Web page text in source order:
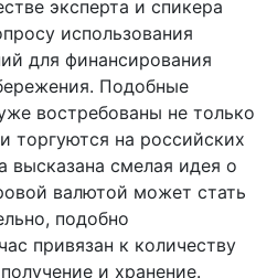
использования
для финансирования
Подобные
востребованы не только
торгуются на российских
высказана смелая идея о
валютой может стать
подобно
привязан к количеству
и хранение.
он интернационален и